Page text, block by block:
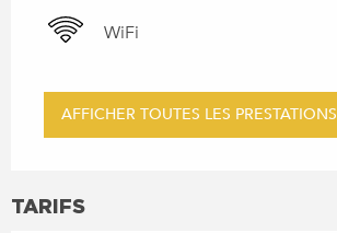
WiFi
AFFICHER TOUTES LES PRESTATIONS
TARIFS